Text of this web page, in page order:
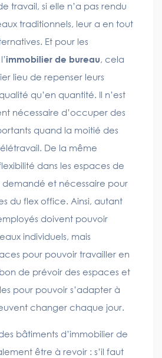
travail, si elle n’a pas rendu
traditionnels, leur a en tout
Et pour les
immobilier de bureau, cela
lieu de repenser leurs
qu’en quantité. Il n’est
nécessaire d’occuper des
quand la moitié des
De la même
dans les espaces de
demandé et nécessaire pour
du flex office. Ainsi, autant
doivent pouvoir
individuels, mais
pour pouvoir travailler en
de prévoir des espaces et
pour pouvoir s’adapter à
changer chaque jour.
bâtiments d’immobilier de
être à revoir : s’il faut